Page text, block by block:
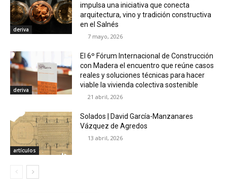
deriva
impulsa una iniciativa que conecta
arquitectura, vino y tradición constructiva
en el Salnés
7 mayo, 2026
deriva
El 6º Fórum Internacional de Construcción
con Madera el encuentro que reúne casos
reales y soluciones técnicas para hacer
viable la vivienda colectiva sostenible
21 abril, 2026
artículos
Solados | David García-Manzanares
Vázquez de Agredos
13 abril, 2026